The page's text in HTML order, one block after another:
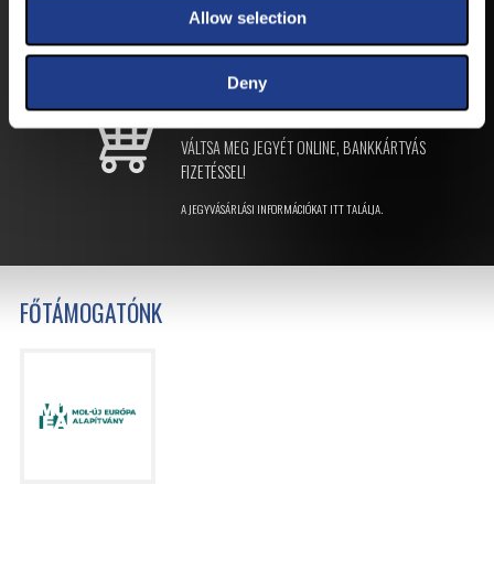
Allow selection
Deny
VEGYE MEG JEGYÉT
VÁLTSA MEG JEGYÉT ONLINE, BANKKÁRTYÁS
FIZETÉSSEL!
A JEGYVÁSÁRLÁSI INFORMÁCIÓKAT ITT TALÁLJA.
FŐTÁMOGATÓNK